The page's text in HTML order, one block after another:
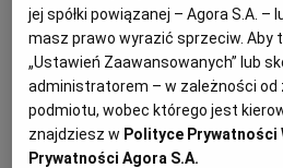
To prawda Ty gotowałeś m.in.
Hamada ibn Chalify Al
znalazłeś?
Pracę tam zaoferował mi
miejscem. Wcześniej
jej spółki powiązanej – Agora S.A. –
masz prawo wyrazić sprzeciw. Aby
„Ustawień Zaawansowanych” lub
administratorem – w zależności od
podmiotu, wobec którego jest
znajdziesz w Polityce Prywatności
Prywatności Agora S.A.